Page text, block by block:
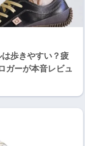
は歩きやすい？疲
ガーが本音レビュ